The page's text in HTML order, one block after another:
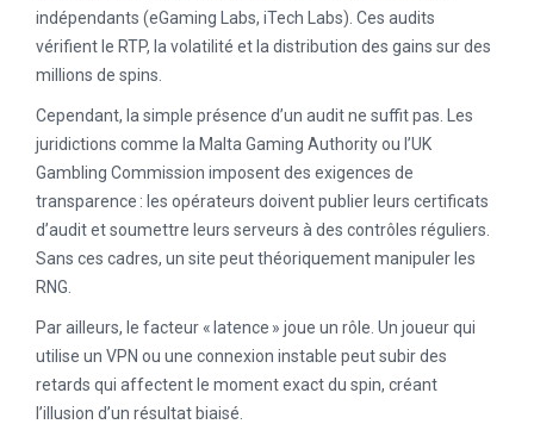
indépendants (eGaming Labs, iTech Labs). Ces audits
vérifient le RTP, la volatilité et la distribution des gains sur des
millions de spins.
Cependant, la simple présence d’un audit ne suffit pas. Les
juridictions comme la Malta Gaming Authority ou l’UK
Gambling Commission imposent des exigences de
transparence : les opérateurs doivent publier leurs certificats
d’audit et soumettre leurs serveurs à des contrôles réguliers.
Sans ces cadres, un site peut théoriquement manipuler les
RNG.
Par ailleurs, le facteur « latence » joue un rôle. Un joueur qui
utilise un VPN ou une connexion instable peut subir des
retards qui affectent le moment exact du spin, créant
l’illusion d’un résultat biaisé.